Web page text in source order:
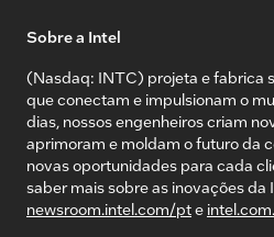
Sobre a Intel
(Nasdaq: INTC) projeta e fabrica
que conectam e impulsionam o
dias, nossos engenheiros criam
aprimoram e moldam o futuro da
novas oportunidades para cada
saber mais sobre as inovações da
newsroom.intel.com/pte